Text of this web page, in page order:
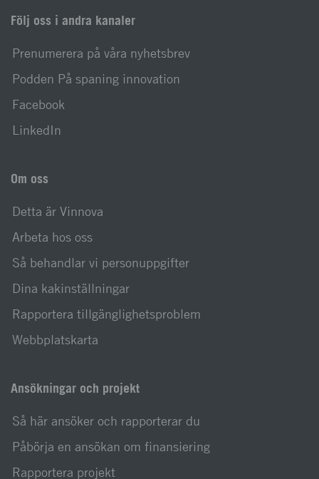
Följ oss i andra kanaler
Prenumerera på våra nyhetsbrev
Podden På spaning innovation
Facebook
LinkedIn
Om oss
Detta är Vinnova
Arbeta hos oss
Så behandlar vi personuppgifter
Dina kakinställningar
Rapportera tillgänglighetsproblem
Webbplatskarta
Ansökningar och projekt
Så här ansöker och rapporterar du
Påbörja en ansökan om finansiering
Rapportera projekt